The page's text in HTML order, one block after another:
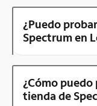
¿Puedo
Spectrum en
¿Cómo
tienda de